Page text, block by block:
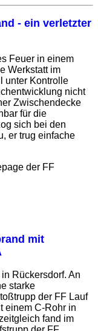
- ein verletzter
Feuer in einem
Werkstatt im
unter Kontrolle
nicht
Zwischendecke
für die
sich bei den
er trug einfache
der FF
mit
Rückersdorf. An
starke
der FF Lauf
einem C-Rohr in
fand im